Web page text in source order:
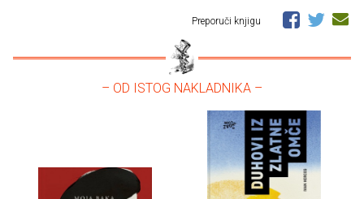
Preporuči knjigu
– OD ISTOG NAKLADNIKA –